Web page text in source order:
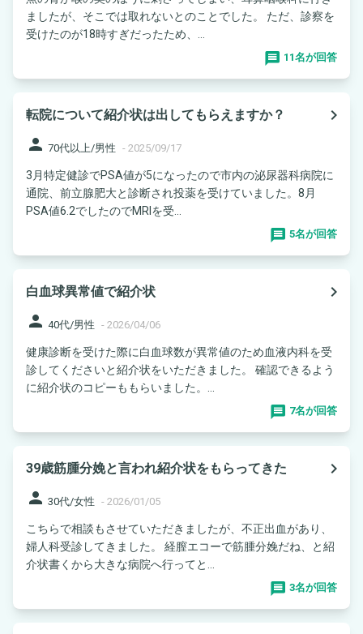
ましたが、そこでは取れないとのことでした。 ただ、診察を
受けたのが18時すぎだったため、...
11名が回答
転院について紹介状は出してもらえますか？
navigate_next
person 70代以上/男性 - 2025/09/17
3月特定健診でPSA値が5になったので市内の泌尿器科病院に
通院、前立腺肥大と診断され投薬を受けていました。8月
PSA値6.2でしたのでMRIを受...
5名が回答
白血球異常値で紹介状
navigate_next
person 40代/男性 - 2026/04/06
健康診断を受けた際に白血球数が異常値のため血液内科を受
診してくださいと紹介状をいただきました。 確認できるよう
に紹介状のコピーももらいました。...
7名が回答
39歳筋腫分娩と言われ紹介状をもらってきた
navigate_next
person 30代/女性 - 2026/01/05
こちらで相談もさせていただきましたが、不正出血があり、
婦人科受診してきました。 経膣エコーで筋腫分娩だね、と紹
介状書くから大きな病院へ行ってと...
3名が回答